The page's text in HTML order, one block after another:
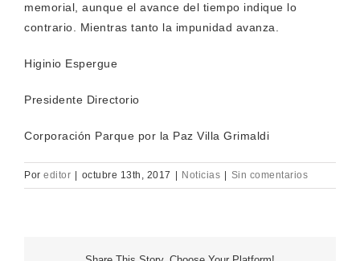
memorial, aunque el avance del tiempo indique lo
contrario. Mientras tanto la impunidad avanza.
Higinio Espergue
Presidente Directorio
Corporación Parque por la Paz Villa Grimaldi
Por editor octubre 13th, 2017 Noticias Sin comentarios